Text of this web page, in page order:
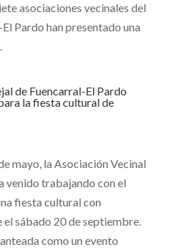
asociaciones vecinales del
Pardo han presentado una
de Fuencarral-El Pardo
la fiesta cultural de
mayo, la Asociación Vecinal
venido trabajando con el
fiesta cultural con
sábado 20 de septiembre.
como un evento